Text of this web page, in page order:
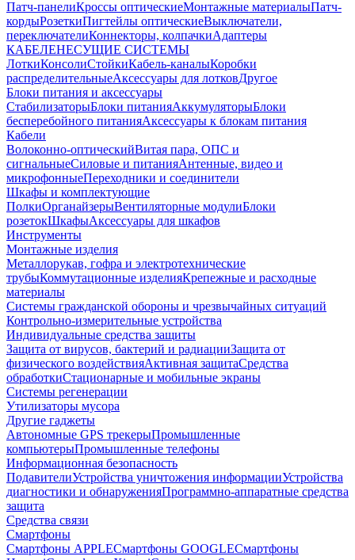
Патч-панелиКроссы оптическиеМонтажные материалыПатч-
кордыРозеткиПигтейлы оптическиеВыключатели,
переключателиКоннекторы, колпачкиАдаптеры
КАБЕЛЕНЕСУЩИЕ СИСТЕМЫ
ЛоткиКонсолиСтойкиКабель-каналыКоробки
распределительныеАксессуары для лотковДругое
Блоки питания и аксессуары
СтабилизаторыБлоки питанияАккумуляторыБлоки
бесперебойного питанияАксессуары к блокам питания
Кабели
Волоконно-оптическийВитая пара, ОПС и
сигнальныеСиловые и питанияАнтенные, видео и
микрофонныеПереходники и соединители
Шкафы и комплектующие
ПолкиОрганайзерыВентиляторные модулиБлоки
розетокШкафыАксессуары для шкафов
Инструменты
Монтажные изделия
Металлорукав, гофра и электротехнические
трубыКоммутационные изделияКрепежные и расходные
материалы
Системы гражданской обороны и чрезвычайных ситуаций
Контрольно-измерительные устройства
Индивидуальные средства защиты
Защита от вирусов, бактерий и радиацииЗащита от
физического воздействияАктивная защитаСредства
обработкиСтационарные и мобильные экраны
Системы регенерации
Утилизаторы мусора
Другие гаджеты
Автономные GPS трекерыПромышленные
компьютерыПромышленные телефоны
Информационная безопасность
ПодавителиУстройства уничтожения информацииУстройства
диагностики и обнаруженияПрограммно-аппаратные средства
защита
Средства связи
Смартфоны
Смартфоны APPLEСмартфоны GOOGLEСмартфоны